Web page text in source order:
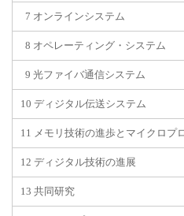
7 オンラインシステム
8 オペレーティング・システム
9 光ファイバ通信システム
10 ディジタル伝送システム
11 メモリ技術の進歩とマイクロプ
12 ディジタル技術の進展
13 共同研究